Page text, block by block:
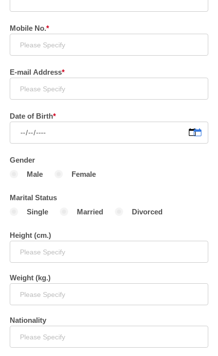
Mobile No.*
E-mail Address*
Date of Birth*
Gender
Male
Female
Marital Status
Single
Married Divorced
Height (cm.)
Weight (kg.)
Nationality